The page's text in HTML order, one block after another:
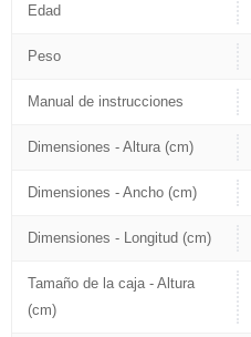
Edad
Peso
Manual de instrucciones
Dimensiones - Altura (cm)
Dimensiones - Ancho (cm)
Dimensiones - Longitud (cm)
Tamaño de la caja - Altura
(cm)